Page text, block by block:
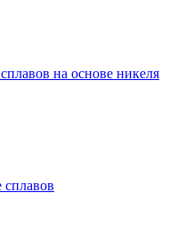
на основе никеля